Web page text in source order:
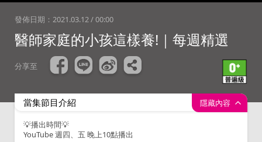
發佈日期： 2021.03.12 / 00:00
醫師家庭的小孩這樣養!｜每週精選
分享至
當集節目介紹 隱藏內容
💡播出時間💡
YouTube 週四、五 晚上10點播出